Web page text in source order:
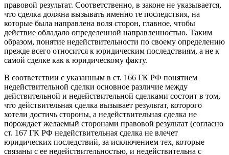
правовой результат. Соответственно, в законе не указывается,
что сделка должна вызывать именно те последствия, на
которые была направлена воля сторон, главное, чтобы
действие обладало определенной направленностью. Таким
образом, понятие недействительности по своему определению
прежде всего относится к юридическим последствиям, а не к
самой сделке как к юридическому факту.
В соответствии с указанным в ст. 166 ГК РФ понятием
недействительной сделки основное различие между
действительной и недействительной сделками состоит в том,
что действительная сделка вызывает результат, которого
хотели достичь стороны, а недействительная сделка не
порождает желаемый сторонами правовой результат (согласно
ст. 167 ГК РФ недействительная сделка не влечет
юридических последствий, за исключением тех, которые
связаны с ее недействительностью, и недействительна с